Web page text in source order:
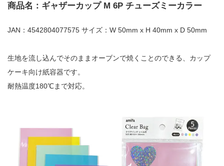
商品名：ギャザーカップ M 6P チューズミーカラー
JAN：4542804077575 サイズ：W 50mm x H 40mm x D 50mm
生地を流し込んでそのままオーブンで焼くことのできる、カップ
ケーキ向け紙容器です。
耐熱温度180℃まで対応。